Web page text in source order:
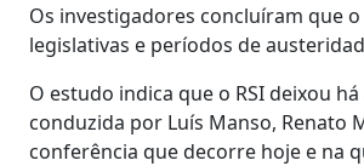
Os investigadores concluíram que
legislativas e períodos de
O estudo indica que o RSI deixou
conduzida por Luís Manso, Renato
conferência que decorre hoje e na